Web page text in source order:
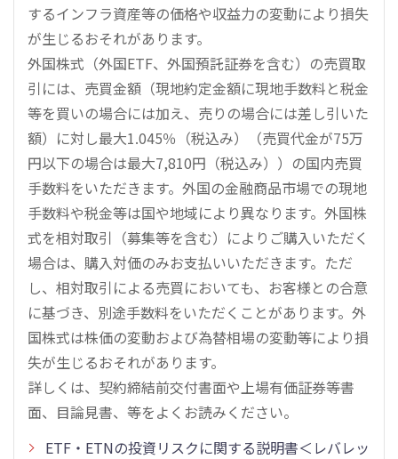
するインフラ資産等の価格や収益力の変動により損失
が生じるおそれがあります。
外国株式（外国ETF、外国預託証券を含む）の売買取
引には、売買金額（現地約定金額に現地手数料と税金
等を買いの場合には加え、売りの場合には差し引いた
額）に対し最大1.045％（税込み）（売買代金が75万
円以下の場合は最大7,810円（税込み））の国内売買
手数料をいただきます。外国の金融商品市場での現地
手数料や税金等は国や地域により異なります。外国株
式を相対取引（募集等を含む）によりご購入いただく
場合は、購入対価のみお支払いいただきます。ただ
し、相対取引による売買においても、お客様との合意
に基づき、別途手数料をいただくことがあります。外
国株式は株価の変動および為替相場の変動等により損
失が生じるおそれがあります。
詳しくは、契約締結前交付書面や上場有価証券等書
面、目論見書、等をよくお読みください。
ETF・ETNの投資リスクに関する説明書＜レバレッ